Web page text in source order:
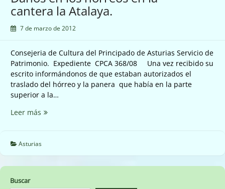
cantera la Atalaya.
7 de marzo de 2012
Consejeria de Cultura del Principado de Asturias Servicio de
Patrimonio. Expediente CPCA 368/08 Una vez recibido su
escrito informándonos de que estaban autorizados el
traslado del hórreo y la panera que había en la parte
superior a la…
Leer más Daños
horreos
en
la
Asturias
Buscar